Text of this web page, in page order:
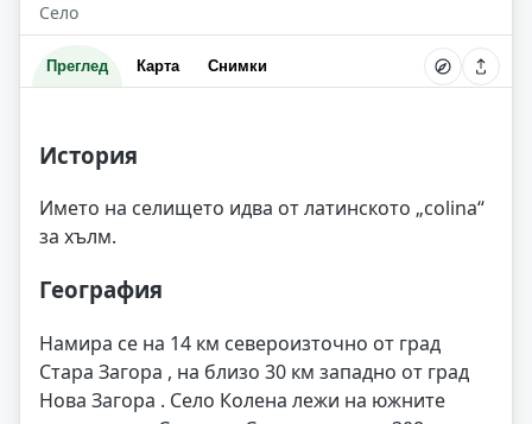
Село
Преглед Карта Снимки
История
Името на селището идва от латинското „colina“
за хълм.
География
Намира се на 14 км североизточно от град
Стара Загора , на близо 30 км западно от град
Нова Загора . Село Колена лежи на южните